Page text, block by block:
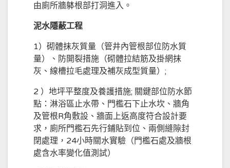
由廁所牆躰根部打洞進入。
泥水隱蔽工程
1）砌體抹灰質量（管井內管根部位防水質
量）、防開裂措施（砌體拉結筋及掛網抹
灰、線槽拉毛處理及補灰成型質量）;
2 ）地坪平整度及養護措施; 關鍵部位防水節
點：淋浴區止水帶、門檻石下止水坎、牆角
及管根R角敷設、牆面上返高度符合設計要
求，廁所門檻石先行鋪貼到位、兩側縫隙封
閉處理，24小時關水實驗（門檻石處及牆根
處含水率變化值測試）